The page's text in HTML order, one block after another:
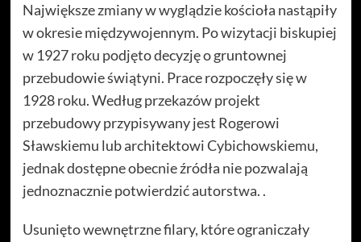
Największe zmiany w wyglądzie kościoła nastąpiły
w okresie międzywojennym. Po wizytacji biskupiej
w 1927 roku podjęto decyzję o gruntownej
przebudowie świątyni. Prace rozpoczęły się w
1928 roku. Według przekazów projekt
przebudowy przypisywany jest Rogerowi
Sławskiemu lub architektowi Cybichowskiemu,
jednak dostępne obecnie źródła nie pozwalają
jednoznacznie potwierdzić autorstwa. .
Usunięto wewnętrzne filary, które ograniczały